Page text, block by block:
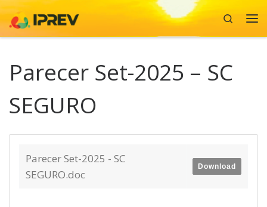
Skip to content
Search
Parecer Set-2025 – SC
SEGURO
Parecer Set-2025 - SC
SEGURO.doc
Download